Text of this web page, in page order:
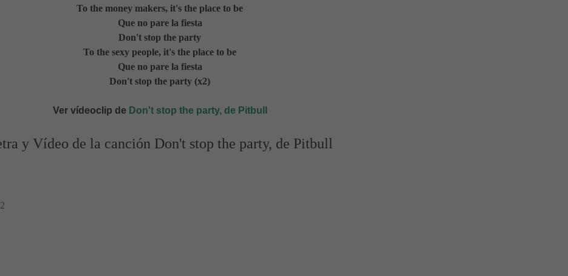
To the money makers, it's the place to be
Que no pare la fiesta
Don't stop the party
To the sexy people, it's the place to be
Que no pare la fiesta
Don't stop the party (x2)
Ver vídeoclip de Don't stop the party, de Pitbull
y Vídeo de la canción Don't stop the party, de Pitbull
Pitbull, Letra y Vídeo de la Canción